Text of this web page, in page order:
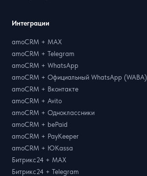
Интеграции
amoCRM + MAX
amoCRM + Telegram
amoCRM + WhatsApp
amoCRM + Официальный WhatsApp (WABA)
amoCRM + Вконтакте
amoCRM + Avito
amoCRM + Одноклассники
amoCRM + bePaid
amoCRM + PayKeeper
amoCRM + ЮKassa
Битрикс24 + MAX
Битрикс24 + Telegram